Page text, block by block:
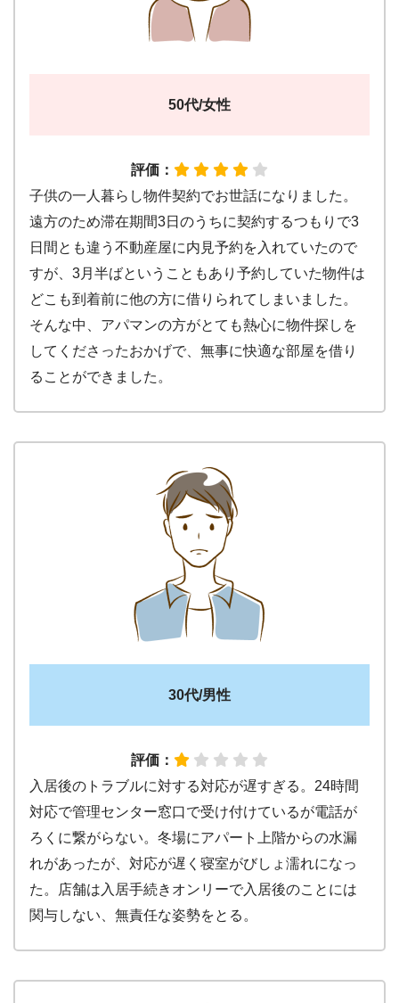
50代/女性
評価：
子供の一人暮らし物件契約でお世話になりました。
遠方のため滞在期間3日のうちに契約するつもりで3
日間とも違う不動産屋に内見予約を入れていたので
すが、3月半ばということもあり予約していた物件は
どこも到着前に他の方に借りられてしまいました。
そんな中、アパマンの方がとても熱心に物件探しを
してくださったおかげで、無事に快適な部屋を借り
ることができました。
30代/男性
評価：
入居後のトラブルに対する対応が遅すぎる。24時間
対応で管理センター窓口で受け付けているが電話が
ろくに繋がらない。冬場にアパート上階からの水漏
れがあったが、対応が遅く寝室がびしょ濡れになっ
た。店舗は入居手続きオンリーで入居後のことには
関与しない、無責任な姿勢をとる。